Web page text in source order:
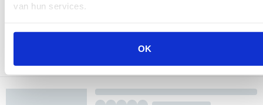
van hun services.
OK